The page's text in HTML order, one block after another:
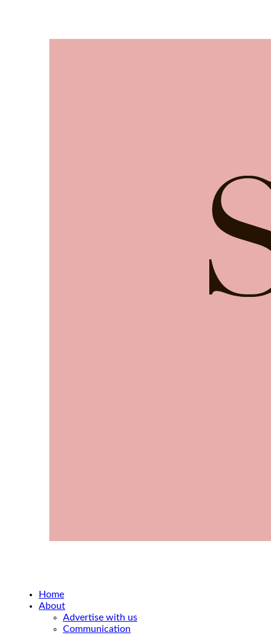
Home
About
Advertise with us
Communication